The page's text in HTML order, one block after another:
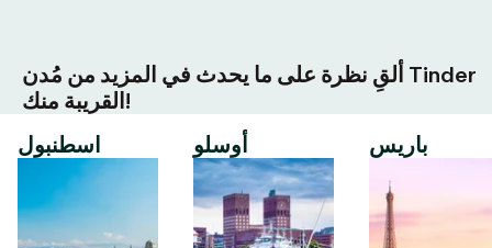
ألقِ نظرة على ما يحدث في المزيد من مُدن Tinder
القريبة منك!
اسطنبول
أوسلو باريس